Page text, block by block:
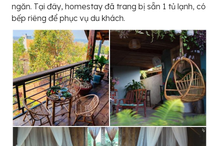
ngăn. Tại đây, homestay đã trang bị sẵn 1 tủ lạnh, có
bếp riêng để phục vụ du khách.